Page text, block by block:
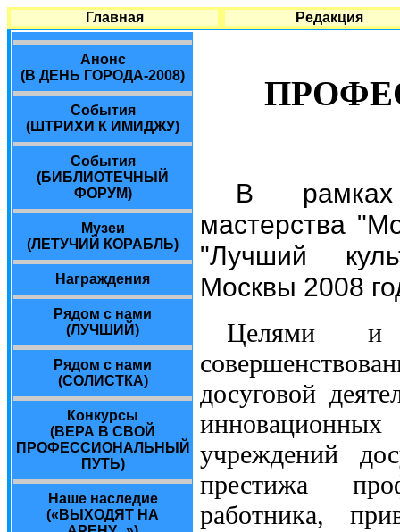
Главная Редакция
Анонс
(В ДЕНЬ ГОРОДА-2008)
События
(ШТРИХИ К ИМИДЖУ)
События
(БИБЛИОТЕЧНЫЙ
ФОРУМ)
Музеи
(ЛЕТУЧИЙ КОРАБЛЬ)
Награждения
Рядом с нами
(ЛУЧШИЙ)
Рядом с нами
(СОЛИСТКА)
Конкурсы
(ВЕРА В СВОЙ
ПРОФЕССИОНАЛЬНЫЙ
ПУТЬ)
Наше наследие
(«ВЫХОДЯТ НА
В рамках
мастерства
"Лучший
Москвы 2008
Целями и
досуговой
учреждений
престижа
работника,